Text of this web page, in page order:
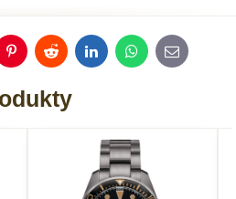
PinterestRedditLinkedInWhatsApp
E-
mail